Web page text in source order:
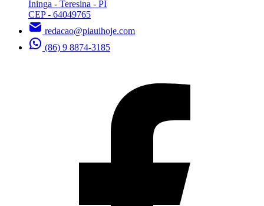
Ininga - Teresina - PI
CEP - 64049765
redacao@piauihoje.com
(86) 9 8874-3185